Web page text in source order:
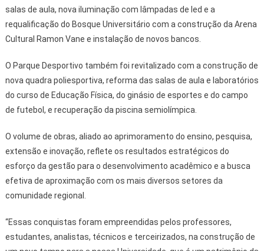
salas de aula, nova iluminação com lâmpadas de led e a
requalificação do Bosque Universitário com a construção da Arena
Cultural Ramon Vane e instalação de novos bancos.
O Parque Desportivo também foi revitalizado com a construção de
nova quadra poliesportiva, reforma das salas de aula e laboratórios
do curso de Educação Física, do ginásio de esportes e do campo
de futebol, e recuperação da piscina semiolímpica.
O volume de obras, aliado ao aprimoramento do ensino, pesquisa,
extensão e inovação, reflete os resultados estratégicos do
esforço da gestão para o desenvolvimento acadêmico e a busca
efetiva de aproximação com os mais diversos setores da
comunidade regional.
“Essas conquistas foram empreendidas pelos professores,
estudantes, analistas, técnicos e terceirizados, na construção de